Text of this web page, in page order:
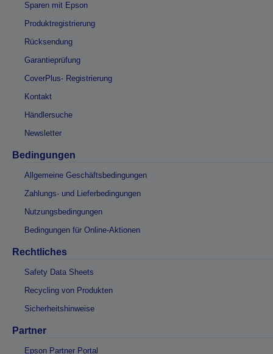
Sparen mit Epson
Produktregistrierung
Rücksendung
Garantieprüfung
CoverPlus- Registrierung
Kontakt
Händlersuche
Newsletter
Bedingungen
Allgemeine Geschäftsbedingungen
Zahlungs- und Lieferbedingungen
Nutzungsbedingungen
Bedingungen für Online-Aktionen
Rechtliches
Safety Data Sheets
Recycling von Produkten
Sicherheitshinweise
Partner
Epson Partner Portal